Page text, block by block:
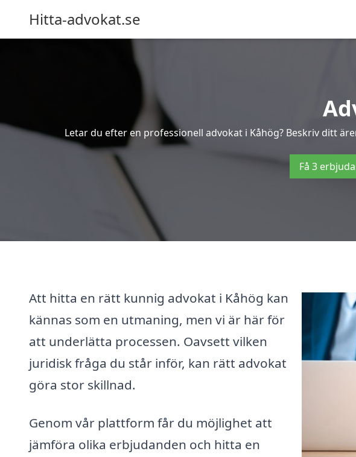
Hitta-advokat.se
Letar du efter en professionell advokat i Kåhög? Beskriv ditt
Få 3
Att hitta en rätt kunnig advokat i Kåhög kan
kännas som en utmaning, men vi är här för
att underlätta processen. Oavsett vilken
juridisk fråga du står inför, kan rätt advokat
göra stor skillnad.
Genom vår plattform får du möjlighet att
jämföra olika erbjudanden och hitta en